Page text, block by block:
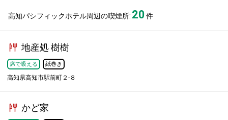
高知パシフィックホテル周辺の喫煙所: 20件
地産処 樹樹
席で吸える 紙巻き
高知県高知市駅前町２-８
かど家